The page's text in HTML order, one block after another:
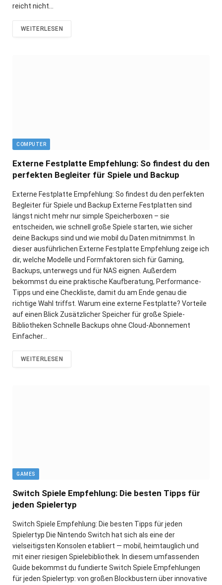
reicht nicht…
WEITERLESEN
COMPUTER
Externe Festplatte Empfehlung: So findest du den
perfekten Begleiter für Spiele und Backup
Externe Festplatte Empfehlung: So findest du den perfekten
Begleiter für Spiele und Backup Externe Festplatten sind
längst nicht mehr nur simple Speicherboxen – sie
entscheiden, wie schnell große Spiele starten, wie sicher
deine Backups sind und wie mobil du Daten mitnimmst. In
dieser ausführlichen Externe Festplatte Empfehlung zeige ich
dir, welche Modelle und Formfaktoren sich für Gaming,
Backups, unterwegs und für NAS eignen. Außerdem
bekommst du eine praktische Kaufberatung, Performance-
Tipps und eine Checkliste, damit du am Ende genau die
richtige Wahl triffst. Warum eine externe Festplatte? Vorteile
auf einen Blick Zusätzlicher Speicher für große Spiele-
Bibliotheken Schnelle Backups ohne Cloud-Abonnement
Einfacher…
WEITERLESEN
GAMES
Switch Spiele Empfehlung: Die besten Tipps für
jeden Spielertyp
Switch Spiele Empfehlung: Die besten Tipps für jeden
Spielertyp Die Nintendo Switch hat sich als eine der
vielseitigsten Konsolen etabliert — mobil, heimtauglich und
mit einer riesigen Spielebibliothek. In diesem umfassenden
Guide bekommst du fundierte Switch Spiele Empfehlungen
für jeden Spielertyp: von großen Blockbustern über innovative